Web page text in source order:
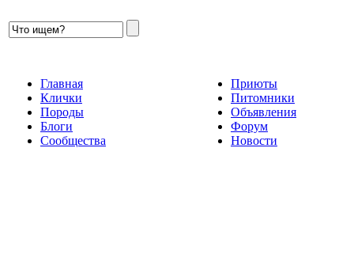
Главная
Клички
Породы
Блоги
Сообщества
Приюты
Питомники
Объявления
Форум
Новости